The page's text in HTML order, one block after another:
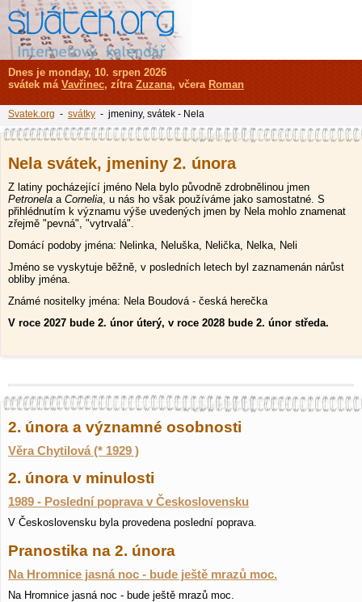
Nela svátek, jmeniny 2. února
Z latiny pocházející jméno Nela bylo původně zdrobnělinou jmen
Petronela a Cornelia, u nás ho však používáme jako samostatné. S
přihlédnutím k významu výše uvedených jmen by Nela mohlo znamenat
zřejmě "pevná", "vytrvalá".
Domácí podoby jména: Nelinka, Neluška, Nelička, Nelka, Neli
Jméno se vyskytuje běžně, v posledních letech byl zaznamenán nárůst
obliby jména.
Známé nositelky jména: Nela Boudová - česká herečka
V roce 2027 bude 2. únor úterý, v roce 2028 bude 2. únor středa.
2. února a významné osobnosti
Věra Chytilová (* 1929 )
2. února v minulosti
1989 - Poslední poprava v Československu
V Československu byla provedena poslední poprava.
Pranostika na 2. února
Na Hromnice jasná noc - bude ještě mrazů moc.
Na Hromnice jasná noc - bude ještě mrazů moc.
Dnes je monday, 10. srpen 2026
svátek má Vavřinec, zítra Zuzana, včera Roman
Svatek.org - svátky - jmeniny, svátek - Nela